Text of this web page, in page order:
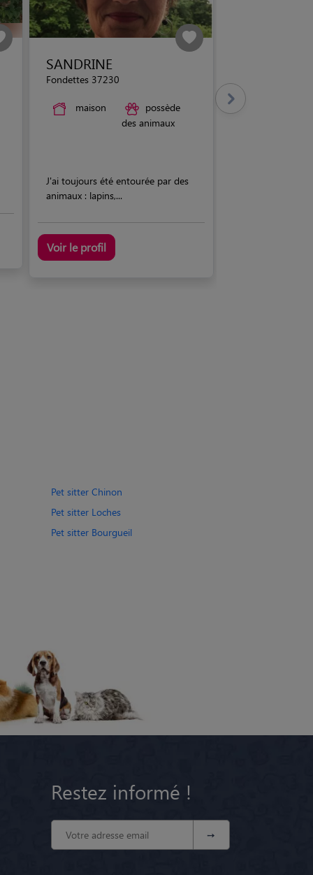
SANDRINE
Fondettes 37230
maison
possède
des animaux
J'ai toujours été entourée par des
animaux : lapins,...
Voir le profil
Pet sitter Chinon
Pet sitter Loches
Pet sitter Bourgueil
Restez informé !